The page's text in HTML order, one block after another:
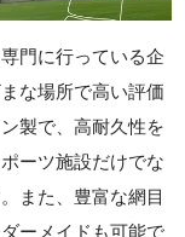
門に行っている企
な場所で高い評価
製で、高耐久性を
ーツ施設だけでな
また、豊富な網目
ーメイドも可能で